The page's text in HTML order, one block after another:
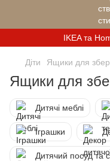
IKEA та
Діти Ящики для
Ящики для
Дитячі меблі
Іграшки
Дитячий посуд та